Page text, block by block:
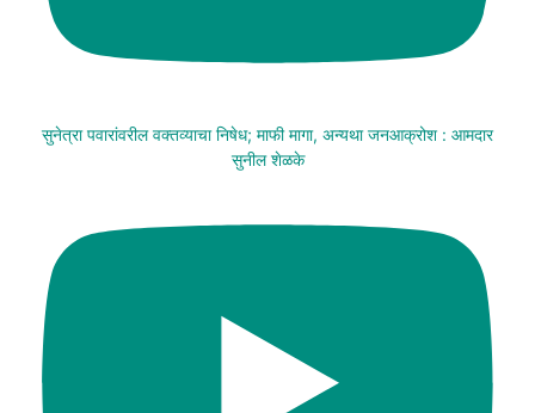
सुनेत्रा पवारांवरील वक्तव्याचा निषेध; माफी मागा, अन्यथा जनआक्रोश : आमदार
सुनील शेळके